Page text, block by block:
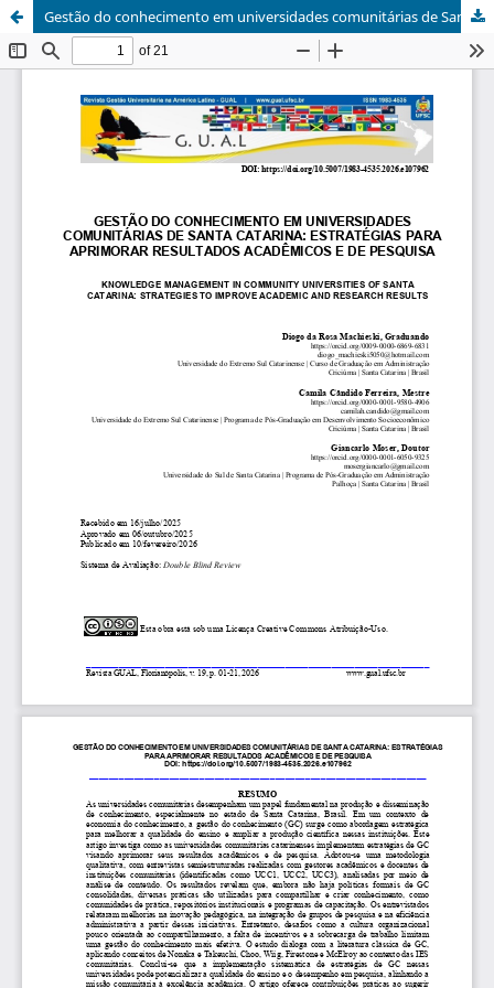
Gestão do conhecimento em universidades comunitárias de Santa Catarina: estratégias para aprimorar resultados acadêmicos e de pesquisa